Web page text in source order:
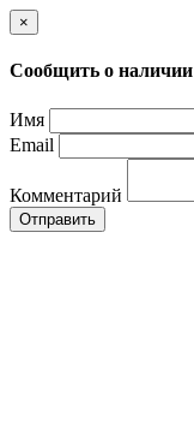
×
Сообщить о наличии
Имя
Email
Комментарий
Отправить